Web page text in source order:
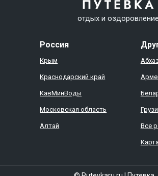
отдых и оздоровление
Россия
Крым
Краснодарский край
КавМинВоды
Московская область
Алтай Все